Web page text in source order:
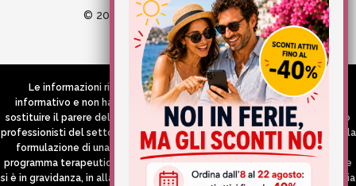
© 2026 Wellvit All Rights Reserved
Credits:Aries comunica
Le informazioni riportate nel Sito hanno esclusivamente scopo
informativo e non hanno in alcun modo né la pretesa né l’obiettivo di
sostituire il parere del medico e/o specialista, di altri operatori sanitari o
professionisti del settore che devono in ogni caso essere contattati per la
formulazione di una diagnosi o l’indicazione di un eventuale corretto
programma terapeutico e/o dietetico e/o di integrazione alimentare. Se
si è in gravidanza, in allattamento o si stanno assumendo farmaci in terapia